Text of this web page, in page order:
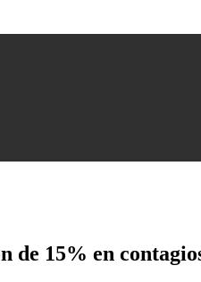
15% en